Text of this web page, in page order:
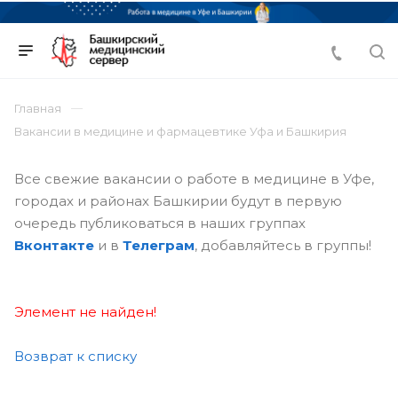
Главная
Вакансии в медицине и фармацевтике Уфа и Башкирия
Все свежие вакансии о работе в медицине в Уфе,
городах и районах Башкирии будут в первую
очередь публиковаться в наших группах
Вконтакте и в Телеграм, добавляйтесь в группы!
Элемент не найден!
Возврат к списку